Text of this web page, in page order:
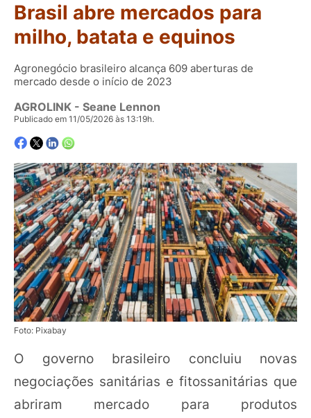
Brasil abre mercados para
milho, batata e equinos
Agronegócio brasileiro alcança 609 aberturas de
mercado desde o início de 2023
AGROLINK - Seane Lennon
Publicado em 11/05/2026 às 13:19h.
Foto: Pixabay
O governo brasileiro concluiu novas
negociações sanitárias e fitossanitárias que
abriram mercado para produtos